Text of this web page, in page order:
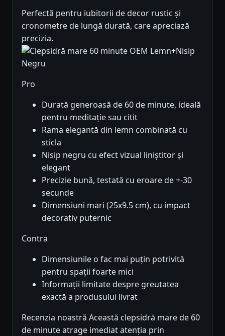
Perfectă pentru iubitorii de decor rustic și
cronometre de lungă durată, care apreciază
precizia.
Pro
Durată generoasă de 60 de minute, ideală
pentru meditație sau citit
Rama elegantă din lemn combinată cu
sticla
Nisip negru cu efect vizual liniștitor și
elegant
Precizie bună, testată cu eroare de +-30
secunde
Dimensiuni mari (25x9.5 cm), cu impact
decorativ puternic
Contra
Dimensiunile o fac mai puțin potrivită
pentru spații foarte mici
Informații limitate despre greutatea
exactă a produsului livrat
Recenzia noastră Această clepsidră mare de 60
de minute atrage imediat atenția prin